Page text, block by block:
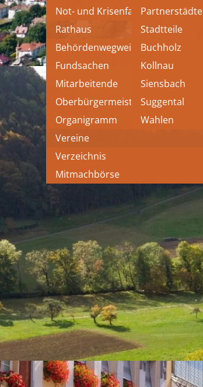
Not- und Krisenfall
Rathaus
Behördenwegweiser
Fundsachen
Mitarbeitende
Oberbürgermeister
Organigramm
Vereine
Verzeichnis
Mitmachbörse
Partnerstädte
Stadtteile
Buchholz
Kollnau
Siensbach
Suggental
Wahlen